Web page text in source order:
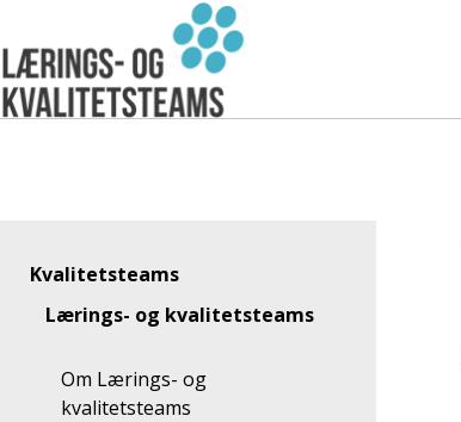
indhold
kvalitetsteams
Lærings- og kvalitetsteams
Om Lærings- og
kvalitetsteams